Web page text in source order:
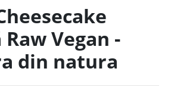
Vegan -
din natura